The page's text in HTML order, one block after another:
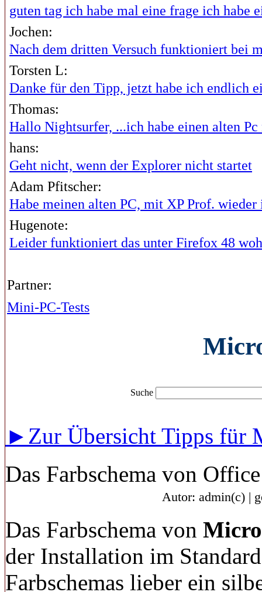
guten tag ich habe mal eine frage ich habe
Jochen:
Nach dem dritten Versuch funktioniert bei
Torsten L:
Danke für den Tipp, jetzt habe ich endlich
Thomas:
Hallo Nightsurfer, ...ich habe einen alten Pc
hans:
Geht nicht, wenn der Explorer nicht startet
Adam Pfitscher:
Habe meinen alten PC, mit XP Prof. wieder
Hugenote:
Leider funktioniert das unter Firefox 48
Partner:
Mini-PC-Tests
Suche
►Zur Übersicht Tipps für
Das Farbschema von
Autor: admin(c) |
Das Farbschema von
der Installation im
Farbschemas lieber ein